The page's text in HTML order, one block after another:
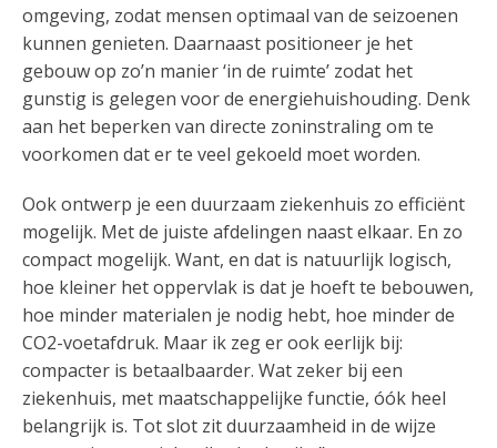
omgeving, zodat mensen optimaal van de seizoenen
kunnen genieten. Daarnaast positioneer je het
gebouw op zo’n manier ‘in de ruimte’ zodat het
gunstig is gelegen voor de energiehuishouding. Denk
aan het beperken van directe zoninstraling om te
voorkomen dat er te veel gekoeld moet worden.
Ook ontwerp je een duurzaam ziekenhuis zo efficiënt
mogelijk. Met de juiste afdelingen naast elkaar. En zo
compact mogelijk. Want, en dat is natuurlijk logisch,
hoe kleiner het oppervlak is dat je hoeft te bebouwen,
hoe minder materialen je nodig hebt, hoe minder de
CO2-voetafdruk. Maar ik zeg er ook eerlijk bij:
compacter is betaalbaarder. Wat zeker bij een
ziekenhuis, met maatschappelijke functie, óók heel
belangrijk is. Tot slot zit duurzaamheid in de wijze